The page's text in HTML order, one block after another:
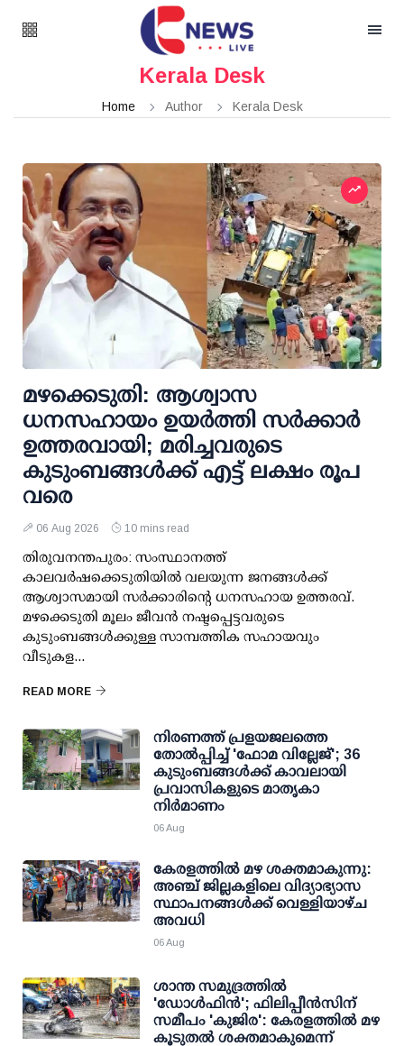
Kerala Desk
Home Author Kerala Desk
മഴക്കെടുതി: ആശ്വാസ
ധനസഹായം ഉയര്‍ത്തി സര്‍ക്കാര്‍
ഉത്തരവായി; മരിച്ചവരുടെ
കുടുംബങ്ങള്‍ക്ക് എട്ട് ലക്ഷം രൂപ
വരെ
06 Aug 2026 10 mins read
തിരുവനന്തപുരം: സംസ്ഥാനത്ത്
കാലവര്‍ഷക്കെടുതിയില്‍ വലയുന്ന ജനങ്ങള്‍ക്ക്
ആശ്വാസമായി സര്‍ക്കാരിന്റെ ധനസഹായ ഉത്തരവ്.
മഴക്കെടുതി മൂലം ജീവന്‍ നഷ്ടപ്പെട്ടവരുടെ
കുടുംബങ്ങള്‍ക്കുള്ള സാമ്പത്തിക സഹായവും
വീടുകള...
READ MORE
നിരണത്ത് പ്രളയജലത്തെ
തോല്‍പ്പിച്ച് 'ഫോമ വില്ലേജ്'; 36
കുടുംബങ്ങള്‍ക്ക് കാവലായി
പ്രവാസികളുടെ മാതൃകാ
നിര്‍മാണം
06 Aug
കേരളത്തില്‍ മഴ ശക്തമാകുന്നു:
അഞ്ച് ജില്ലകളിലെ വിദ്യാഭ്യാസ
സ്ഥാപനങ്ങള്‍ക്ക് വെള്ളിയാഴ്ച
അവധി
06 Aug
ശാന്ത സമുദ്രത്തില്‍
'ഡോള്‍ഫിന്‍'; ഫിലിപ്പീന്‍സിന്
സമീപം 'കുജിര': കേരളത്തില്‍ മഴ
കൂടുതല്‍ ശക്തമാകുമെന്ന്